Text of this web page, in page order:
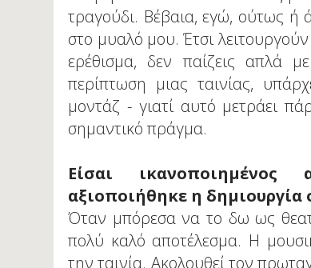
τραγούδι. Βέβαια, εγώ, ούτως ή
στο μυαλό μου. Έτσι
ερέθισμα, δεν παίζεις απλά
περίπτωση μιας ταινίας,
μοντάζ - γιατί αυτό μετράει
σημαντικό πράγμα.
Είσαι
αξιοποιήθηκε η δημιουργία
Όταν μπόρεσα να το δω ως
πολύ καλό αποτέλεσμα. Η
την ταινία. Ακολουθεί τον